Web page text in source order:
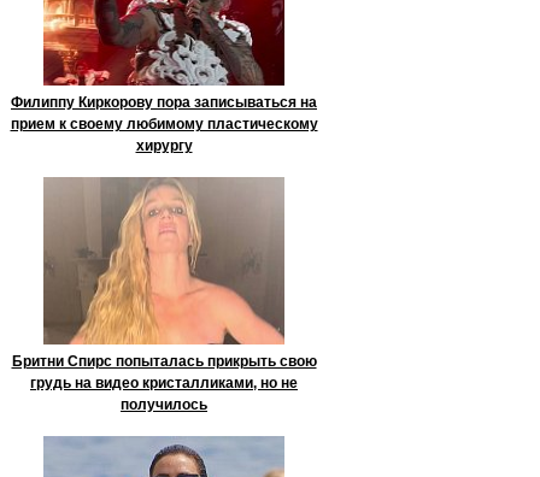
Филиппу Киркорову пора записываться на
прием к своему любимому пластическому
хирургу
Бритни Спирс попыталась прикрыть свою
грудь на видео кристалликами, но не
получилось